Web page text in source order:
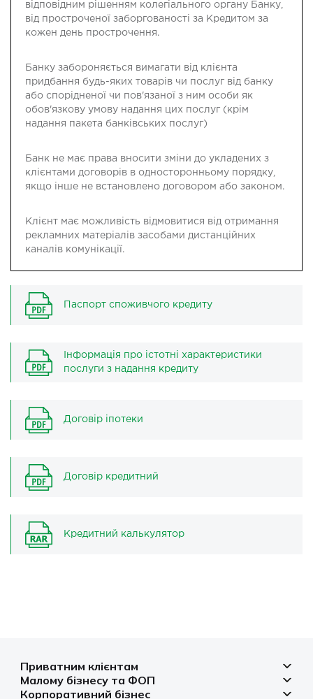
відповідним рішенням колегіального органу Банку,
від простроченої заборгованості за Кредитом за
кожен день прострочення.
Банку забороняється вимагати від клієнта
придбання будь-яких товарів чи послуг від банку
або спорідненої чи пов'язаної з ним особи як
обов'язкову умову надання цих послуг (крім
надання пакета банківських послуг)
Банк не має права вносити зміни до укладених з
клієнтами договорів в односторонньому порядку,
якщо інше не встановлено договором або законом.
Клієнт має можливість відмовитися від отримання
рекламних матеріалів засобами дистанційних
каналів комунікації.
Паспорт споживчого кредиту
Інформація про істотні характеристики
послуги з надання кредиту
Договір іпотеки
Договір кредитний
Кредитний калькулятор
Приватним клієнтам
Депозити
Малому бізнесу та ФОП
Рахунок для бізнесу
Корпоративний бізнес